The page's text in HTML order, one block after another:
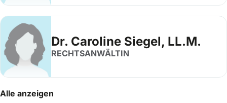
Dr. Caroline Siegel, LL.M.
RECHTSANWÄLTIN
Alle anzeigen